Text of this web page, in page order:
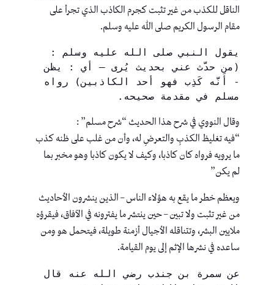
الناقل للكذب من غير تثبت كجرم الكاذب الذي تجرأ على
مقام الرسول الكريم صلى الله عليه وسلم.
(من حدَّث عني بحديث يُرى – أي : يظن
مسلم في مقدمة صحيحه.
وقال النووي في شرح هذا الحديث “شرح مسلم” :
“فيه تغليظ الكذبِ والتعرضِ له، وأن من غلب على ظنه كذب
ما يرويه فرواه كان كاذبا، وكيف لا يكون كاذبا وهو مخبر بما
لم يكن”
ويعظم خطر ما يقع به هؤلاء الناس – الذين ينشرون الأحاديث
من غير تثبت ولا تبين – حين ينتشر ما يفترونه في الآفاق، فيقرؤه
ملايين البشر، وتتناقله الأجيال أزمنة طويلة، فيتحمل هو ومن
ساعده في نشرها الإثم إلى يوم القيامة.